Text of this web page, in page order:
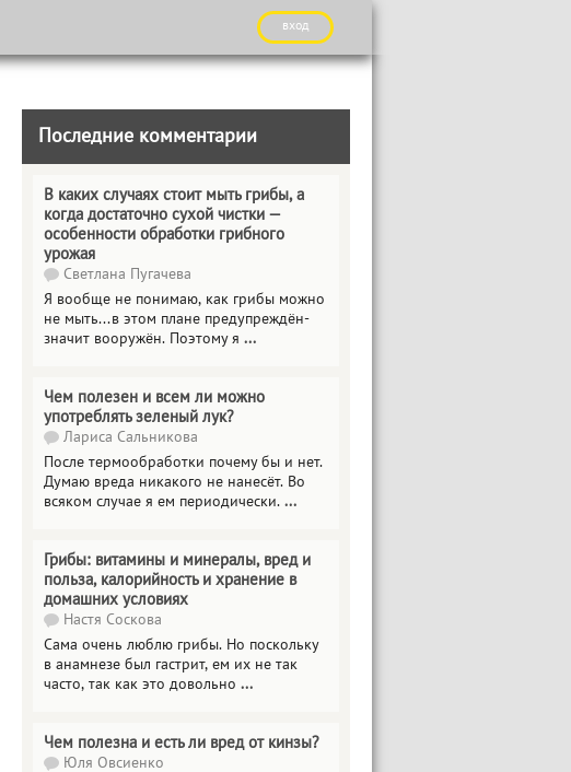
вход
Последние комментарии
В каких случаях стоит мыть грибы, а
когда достаточно сухой чистки —
особенности обработки грибного
урожая
Светлана Пугачева
Я вообще не понимаю, как грибы можно
не мыть...в этом плане предупреждён-
значит вооружён. Поэтому я ...
Чем полезен и всем ли можно
употреблять зеленый лук?
Лариса Сальникова
После термообработки почему бы и нет.
Думаю вреда никакого не нанесёт. Во
всяком случае я ем периодически. ...
Грибы: витамины и минералы, вред и
польза, калорийность и хранение в
домашних условиях
Настя Соскова
Сама очень люблю грибы. Но поскольку
в анамнезе был гастрит, ем их не так
часто, так как это довольно ...
Чем полезна и есть ли вред от кинзы?
Юля Овсиенко